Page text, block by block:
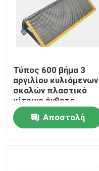
Σπίτι
Τύπος 600 βήμα 3
αργιλίου κυλιόμενων
σκαλών πλαστικό
κίτρινο ένθετο
πλευρών
Αποστολή